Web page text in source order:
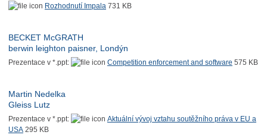
Rozhodnutí Impala731 KB
BECKET McGRATH
berwin leighton paisner, Londýn
Prezentace v *.ppt: Competition enforcement and software 575 KB
Martin Nedelka
Gleiss Lutz
Prezentace v *.ppt:
Aktuální vývoj vztahu soutěžního práva v EU a
USA295 KB